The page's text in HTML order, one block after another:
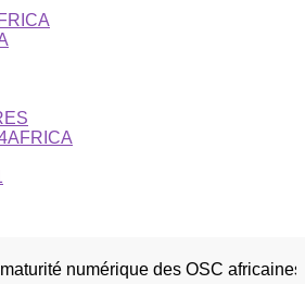
numérique des OSC africaines